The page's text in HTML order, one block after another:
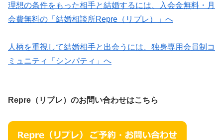
理想の条件をもった相手と結婚するには、入会金無料・月
会費無料の「結婚相談所Repre（リプレ）」へ
人柄を重視して結婚相手と出会うには、独身専用会員制コ
ミュニティ「シンパティ」へ
Repre（リプレ）のお問い合わせはこちら